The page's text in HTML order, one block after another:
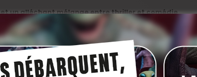
un alléchant mélange entre thriller et comédie
et sortie dans nos salles cet automne.
(Margaret Qualley), enquêtrice dans une petite ville
étranges liées à une église aussi mystérieuse
Evans (Captain America…) en pasteur magnétique et
retrouvera aussi Aubrey Plaza, Charlie Day et Billy Eichner.